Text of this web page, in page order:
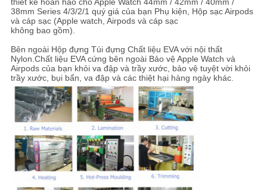
thiết kế hoàn hảo cho Apple Watch 44mm / 42mm / 40mm /
38mm Series 4/3/2/1 quý giá của bạn Phụ kiện, Hộp sạc Airpods
và cáp sạc (Apple watch, Airpods và cáp sạc
không bao gồm).
Bên ngoài Hộp đựng Túi đựng Chất liệu EVA với nội thất
Nylon.Chất liệu EVA cứng bên ngoài Bảo vệ Apple Watch và
Airpods của bạn khỏi va đập và trầy xước, bảo vệ tuyệt vời khỏi
trầy xước, bụi bẩn, va đập và các thiệt hại hàng ngày khác.